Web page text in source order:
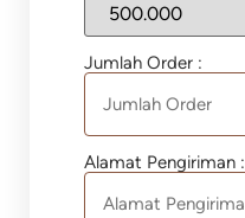
Jumlah Order :
Alamat Pengiriman :